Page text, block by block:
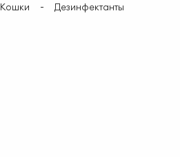
Кошки Дезинфектанты